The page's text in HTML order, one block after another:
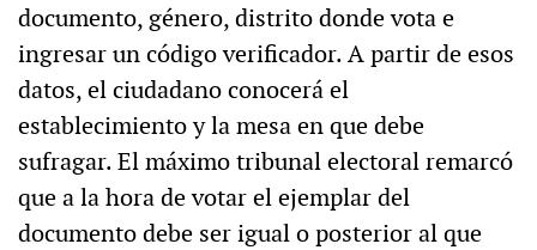
documento, género, distrito donde vota e
ingresar un código verificador. A partir de esos
datos, el ciudadano conocerá el
establecimiento y la mesa en que debe
sufragar. El máximo tribunal electoral remarcó
que a la hora de votar el ejemplar del
documento debe ser igual o posterior al que